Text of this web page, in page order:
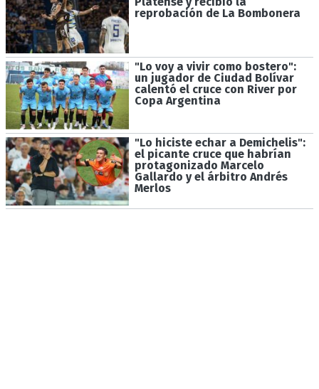
reprobación de La Bombonera
"Lo voy a vivir como bostero":
un jugador de Ciudad Bolívar
calentó el cruce con River por
Copa Argentina
"Lo hiciste echar a Demichelis":
el picante cruce que habrían
protagonizado Marcelo
Gallardo y el árbitro Andrés
Merlos